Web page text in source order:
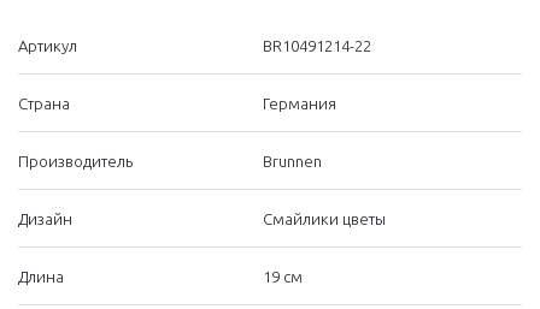
Артикул BR10491214-22
Страна Германия
Производитель Brunnen
Дизайн Смайлики цветы
Длина 19 см